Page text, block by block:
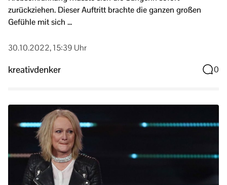
zurückziehen. Dieser Auftritt brachte die ganzen großen
Gefühle mit sich ...
30.10.2022, 15:39 Uhr
kreativdenker 0